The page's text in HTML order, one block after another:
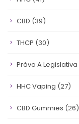
CBD (39)
THCP (30)
Právo A Legislativa
HHC Vaping (27)
CBD Gummies (26)